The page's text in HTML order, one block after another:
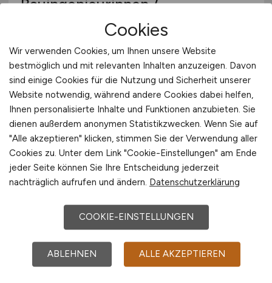
Bauingenieurinnen /
Bauingenieure oder
Architektinnen / Architekten
(Baumanagerinnen /
Baumanager)(w/m/d)
Bundesanstalt für Immobilienaufgaben
gestern
Soltau
Cookies
Wir verwenden Cookies, um Ihnen unsere Website
bestmöglich und mit relevanten Inhalten anzuzeigen. Davon
sind einige Cookies für die Nutzung und Sicherheit unserer
Website notwendig, während andere Cookies dabei helfen,
Ihnen personalisierte Inhalte und Funktionen anzubieten. Sie
dienen außerdem anonymen Statistikzwecken. Wenn Sie auf
"Alle akzeptieren" klicken, stimmen Sie der Verwendung aller
Cookies zu. Unter dem Link "Cookie-Einstellungen" am Ende
jeder Seite können Sie Ihre Entscheidung jederzeit
nachträglich aufrufen und ändern. Datenschutzerklärung
COOKIE-EINSTELLUNGEN
ABLEHNEN ALLE AKZEPTIEREN